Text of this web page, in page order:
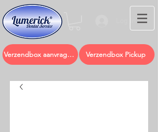
Verzendbox aanvragen Verzendbox Pickup